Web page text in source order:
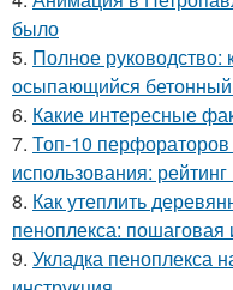
было
5. Полное руководство:
осыпающийся
6. Какие интересные
7. Топ-10
использования:
8. Как утеплить
пеноплекса: пошаговая
9. Укладка пеноплекса